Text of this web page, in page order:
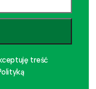
treść